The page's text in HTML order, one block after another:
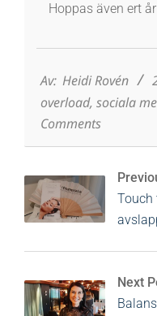
Hoppas även ert
20
Av: Heidi Rovén
overload, sociala
Comments
Touch
Next